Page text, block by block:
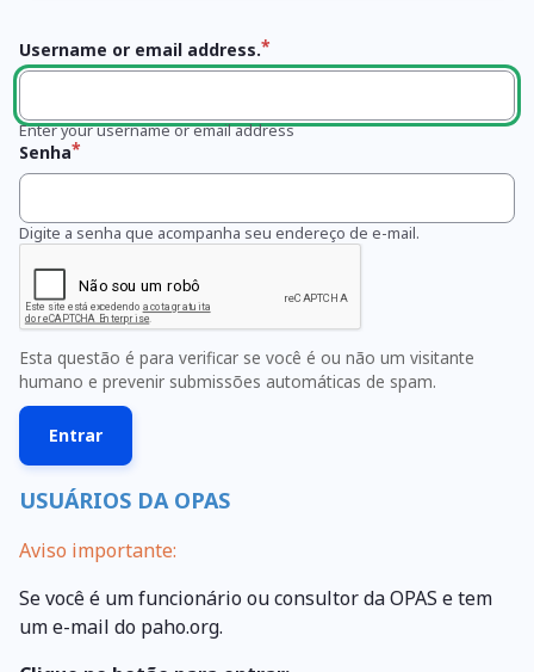
Username or email address.
Enter your username or email address
Senha
Digite a senha que acompanha seu endereço de e-mail.
Esta questão é para verificar se você é ou não um visitante
humano e prevenir submissões automáticas de spam.
USUÁRIOS DA OPAS
Aviso importante:
Se você é um funcionário ou consultor da OPAS e tem
um e-mail do paho.org.